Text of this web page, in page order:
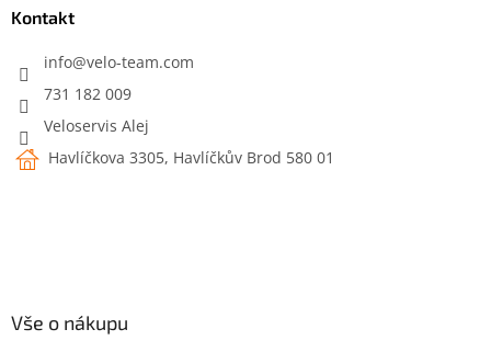
Kontakt
info@velo-team.com
731 182 009
Veloservis Alej
Havlíčkova 3305, Havlíčkův Brod 580 01
Vše o nákupu